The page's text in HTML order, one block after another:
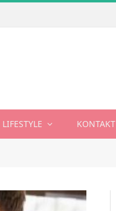
LIFESTYLE KONTAKT